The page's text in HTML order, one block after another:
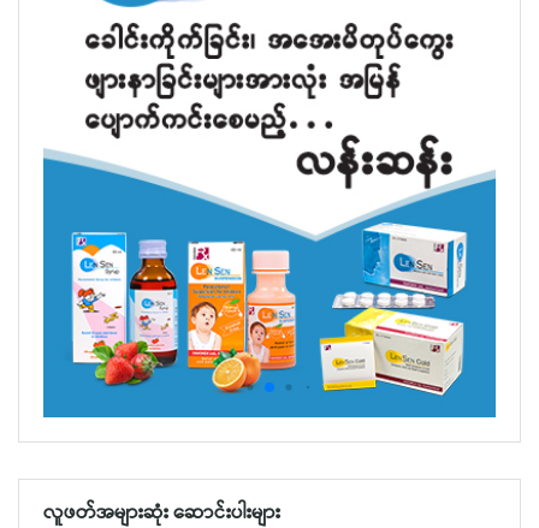
လူဖတ်အများဆုံး ဆောင်းပါးများ